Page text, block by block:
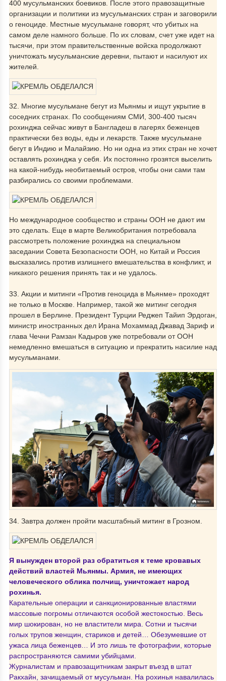
400 мусульманских боевиков. После этого правозащитные
организации и политики из мусульманских стран и заговорили
о геноциде. Местные мусульмане говорят, что убитых на
самом деле намного больше. По их словам, счет уже идет на
тысячи, при этом правительственные войска продолжают
уничтожать мусульманские деревни, пытают и насилуют их
жителей.
32. Многие мусульмане бегут из Мьянмы и ищут укрытие в
соседних странах. По сообщениям СМИ, 300-400 тысяч
рохинджа сейчас живут в Бангладеш в лагерях беженцев
практически без воды, еды и лекарств. Также мусульмане
бегут в Индию и Малайзию. Но ни одна из этих стран не хочет
оставлять рохинджа у себя. Их постоянно грозятся выселить
на какой-нибудь необитаемый остров, чтобы они сами там
разбирались со своими проблемами.
Но международное сообщество и страны ООН не дают им
это сделать. Еще в марте Великобритания потребовала
рассмотреть положение рохинджа на специальном
заседании Совета Безопасности ООН, но Китай и Россия
высказались против излишнего вмешательства в конфликт, и
никакого решения принять так и не удалось.
33. Акции и митинги «Против геноцида в Мьянме» проходят
не только в Москве. Например, такой же митинг сегодня
прошел в Берлине. Президент Турции Реджеп Тайип Эрдоган,
министр иностранных дел Ирана Мохаммад Джавад Зариф и
глава Чечни Рамзан Кадыров уже потребовали от ООН
немедленно вмешаться в ситуацию и прекратить насилие над
мусульманами.
34. Завтра должен пройти масштабный митинг в Грозном.
Я вынужден второй раз обратиться к теме кровавых
действий властей Мьянмы. Армия, не имеющих
человеческого облика полчищ, уничтожает народ
рохинья.
Карательные операции и санкционированные властями
массовые погромы отличаются особой жестокостью. Весь
мир шокирован, но не властители мира. Сотни и тысячи
голых трупов женщин, стариков и детей… Обезумевшие от
ужаса лица беженцев… И это лишь те фотографии, которые
распространяются самими убийцами.
Журналистам и правозащитникам закрыт въезд в штат
Ракхайн, зачищаемый от мусульман. На рохинья навалилась